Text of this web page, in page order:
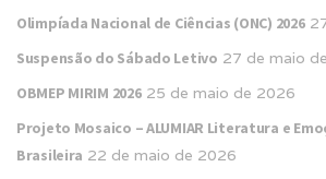
Olimpíada Nacional de Ciências (ONC) 2026
Suspensão do Sábado Letivo 27 de maio
OBMEP MIRIM 2026 25 de maio de 2026
Projeto Mosaico – ALUMIAR Literatura e
Brasileira 22 de maio de 2026